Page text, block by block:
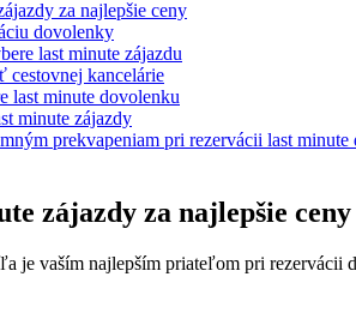
za najlepšie ceny
dovolenky
last minute zájazdu
kancelárie
last minute dovolenku
minute zájazdy
prekvapeniam pri rezervácii last minute
zájazdy za najlepšie ceny
je vaším najlepším priateľom pri